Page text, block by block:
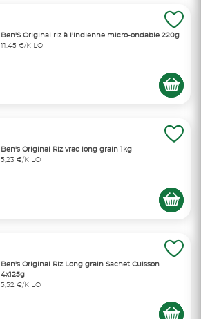
Ben'S Original riz à l'indienne micro-ondable 220g
11,45 €/KILO
Ben's Original Riz vrac long grain 1kg
5,23 €/KILO
Ben's Original Riz Long grain Sachet Cuisson
4x125g
5,52 €/KILO